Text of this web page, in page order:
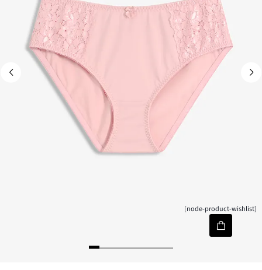
[node-product-wishlist]